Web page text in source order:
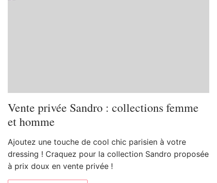
Vente privée Sandro : collections femme
et homme
Ajoutez une touche de cool chic parisien à votre
dressing ! Craquez pour la collection Sandro proposée
à prix doux en vente privée !